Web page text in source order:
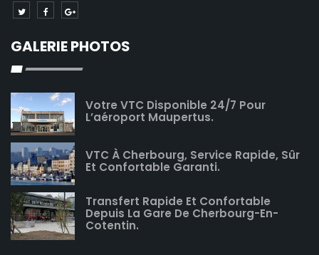
GALERIE PHOTOS
Votre VTC Disponible 24/7 Pour
L’aéroport Maupertus.
VTC À Cherbourg, Service Rapide, Sûr
Et Confortable Garanti.
Transfert Rapide Et Confortable
Depuis La Gare De Cherbourg-En-
Cotentin.